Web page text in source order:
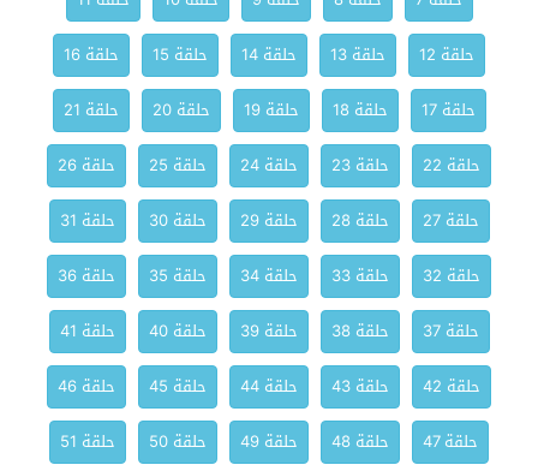
حلقة 12
حلقة 13 حلقة 14 حلقة 15
حلقة 16
حلقة 17
حلقة 18 حلقة 19 حلقة 20
حلقة 21
حلقة 22
حلقة 23 حلقة 24 حلقة 25
حلقة 26
حلقة 27
حلقة 28 حلقة 29 حلقة 30
حلقة 31
حلقة 32
حلقة 33 حلقة 34 حلقة 35
حلقة 36
حلقة 37
حلقة 38 حلقة 39 حلقة 40
حلقة 41
حلقة 42
حلقة 43 حلقة 44 حلقة 45
حلقة 46
حلقة 47
حلقة 48 حلقة 49 حلقة 50
حلقة 51